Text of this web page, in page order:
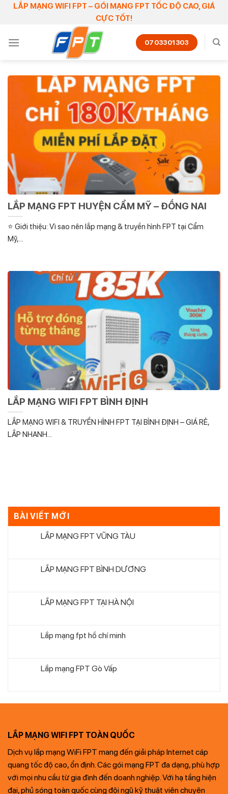
SkipLẮP MẠNG WIFI FPT – GÓI MẠNG FPT TỐC ĐỘ CAO, GIÁ
CỰC TỐT!
0703301303
LẮP MẠNG FPT HUYỆN CẨM MỸ – ĐỒNG NAI
⭐ Giới thiệu: Vì sao nên lắp mạng & truyền hình FPT tại Cẩm
Mỹ,...
LẮP MẠNG WIFI FPT BÌNH ĐỊNH
LẮP MẠNG WIFI & TRUYỀN HÌNH FPT TẠI BÌNH ĐỊNH – GIÁ RẺ,
LẮP NHANH...
BÀI VIẾT MỚI
LẮP MẠNG FPT VŨNG TÀU
LẮP MẠNG FPT BÌNH DƯƠNG
LẮP MẠNG FPT TẠI HÀ NỘI
Lắp mạng fpt hồ chí minh
Lắp mạng FPT Gò Vấp
LẮP MẠNG WIFI FPT TOÀN QUỐC
Dịch vụ lắp mạng WiFi FPT mang đến giải pháp Internet cáp
quang tốc độ cao, ổn định. Các gói mạng FPT đa dạng, phù hợp
với mọi nhu cầu từ gia đình đến doanh nghiệp. Với hạ tầng hiện
đại, phủ sóng toàn quốc cùng đội ngũ kỹ thuật viên chuyên